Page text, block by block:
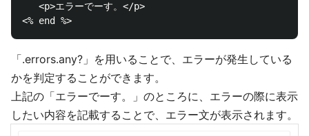
   <p>エラーでーす。</p>
「.errors.any?」を用いることで、エラーが発生している
かを判定することができます。
上記の「エラーでーす。」のところに、エラーの際に表示
したい内容を記載することで、エラー文が表示されます。